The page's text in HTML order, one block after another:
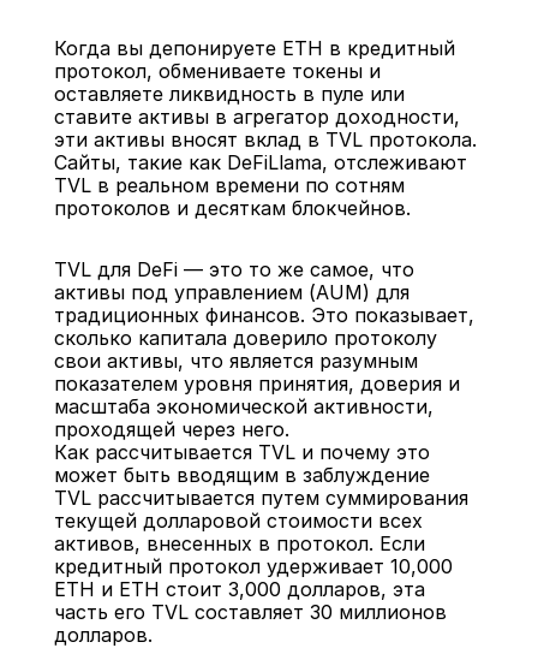
Когда вы депонируете ETH в кредитный
протокол, обмениваете токены и
оставляете ликвидность в пуле или
ставите активы в агрегатор доходности,
эти активы вносят вклад в TVL протокола.
Сайты, такие как DeFiLlama, отслеживают
TVL в реальном времени по сотням
протоколов и десяткам блокчейнов.
TVL для DeFi — это то же самое, что
активы под управлением (AUM) для
традиционных финансов. Это показывает,
сколько капитала доверило протоколу
свои активы, что является разумным
показателем уровня принятия, доверия и
масштаба экономической активности,
проходящей через него.
Как рассчитывается TVL и почему это
может быть вводящим в заблуждение
TVL рассчитывается путем суммирования
текущей долларовой стоимости всех
активов, внесенных в протокол. Если
кредитный протокол удерживает 10,000
ETH и ETH стоит 3,000 долларов, эта
часть его TVL составляет 30 миллионов
долларов.